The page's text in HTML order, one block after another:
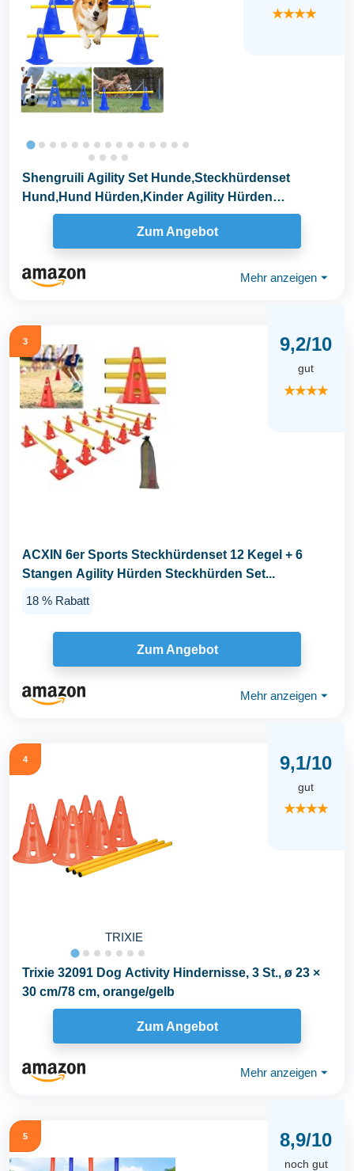
★★★★
Shengruili Agility Set Hunde,Steckhürdenset
Hund,Hund Hürden,Kinder Agility Hürden
Hindernisse...
Zum Angebot
Mehr anzeigen ⏷
3 9,2/10
gut
★★★★
ACXIN 6er Sports Steckhürdenset 12 Kegel + 6
Stangen Agility Hürden Steckhürden Set...
18 % Rabatt
Zum Angebot
Mehr anzeigen ⏷
4
TRIXIE
9,1/10
gut
★★★★
Trixie 32091 Dog Activity Hindernisse, 3 St., ø 23 ×
30 cm/78 cm, orange/gelb
Zum Angebot
Mehr anzeigen ⏷
5 8,9/10
noch gut